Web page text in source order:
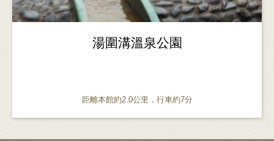
​湯圍溝溫泉公園
距離本館約2.0公里，行車約7分